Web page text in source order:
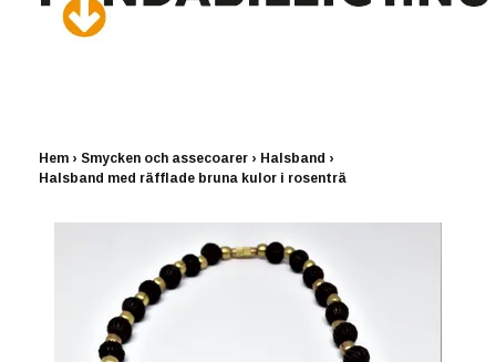
Hem › Smycken och assecoarer › Halsband ›
Halsband med räfflade bruna kulor i rosenträ